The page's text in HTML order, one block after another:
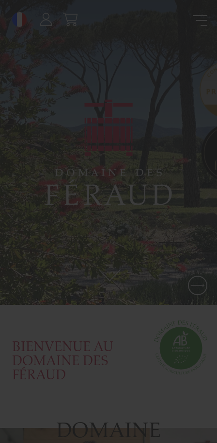
BIENVENUE AU
DOMAINE DES
FÉRAUD
DOMAINE